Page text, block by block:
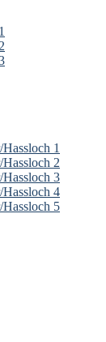
1
2
Hassloch 3
Hassloch 4
Hassloch 5